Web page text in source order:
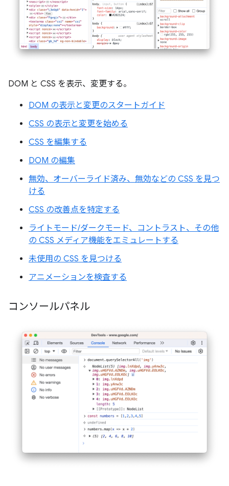
DOM と CSS を表示、変更する。
DOM の表示と変更のスタートガイド
CSS の表示と変更を始める
CSS を編集する
DOM の編集
無効、オーバーライド済み、無効などの CSS を見つ
ける
CSS の改善点を特定する
ライトモード/ダークモード、コントラスト、その他
の CSS メディア機能をエミュレートする
未使用の CSS を見つける
アニメーションを検査する
コンソールパネル